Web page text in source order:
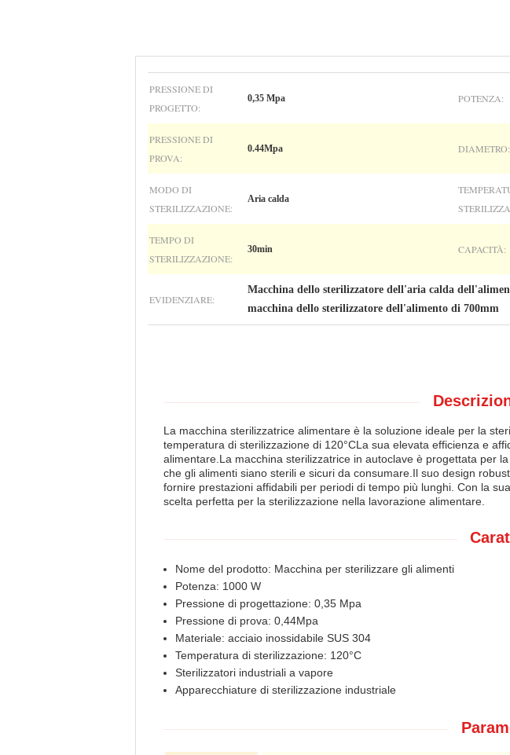
PRESSIONE DI
PROGETTO:
0,35 Mpa POTENZA:
PRESSIONE DI
PROVA:
0.44Mpa DIAMETRO:
MODO DI
STERILIZZAZIONE:
Aria calda
TEMPO DI
STERILIZZAZIONE:
30min CAPACITÀ:
EVIDENZIARE:
Macchina dello sterilizzatore dell'aria calda
macchina dello sterilizzatore dell'alimento di 700mm
La macchina sterilizzatrice alimentare è la soluzione ideale per la
temperatura di sterilizzazione di 120°CLa sua elevata efficienza e
alimentare.La macchina sterilizzatrice in autoclave è progettata per
che gli alimenti siano sterili e sicuri da consumare.Il suo design
fornire prestazioni affidabili per periodi di tempo più lunghi. Con la
scelta perfetta per la sterilizzazione nella lavorazione alimentare.
Nome del prodotto: Macchina per sterilizzare gli alimenti
Potenza: 1000 W
Pressione di progettazione: 0,35 Mpa
Pressione di prova: 0,44Mpa
Materiale: acciaio inossidabile SUS 304
Temperatura di sterilizzazione: 120°C
Sterilizzatori industriali a vapore
Apparecchiature di sterilizzazione industriale